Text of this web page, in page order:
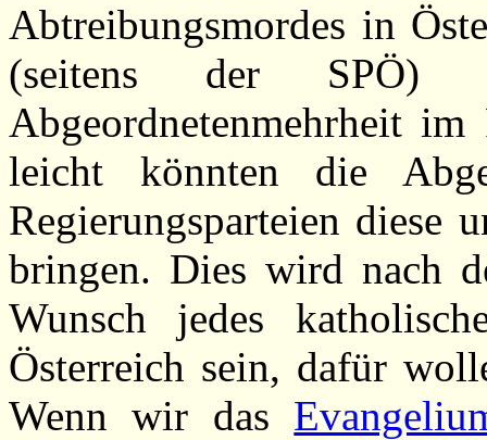
Abtreibungsmordes in
(seitens der SPÖ)
Abgeordnetenmehrheit im
leicht könnten die
Regierungsparteien diese
bringen. Dies wird nach
Wunsch jedes
Österreich sein, dafür
Wenn wir das